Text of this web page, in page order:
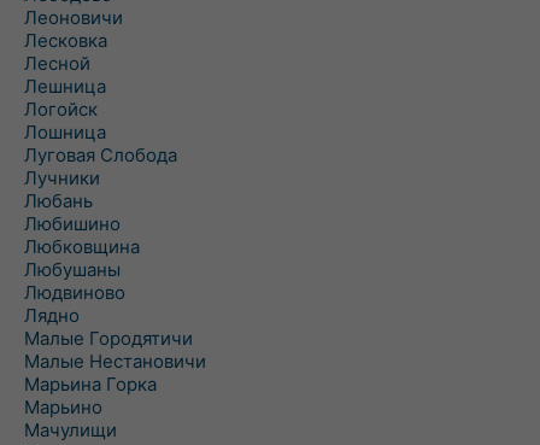
Леоновичи
Лесковка
Лесной
Лешница
Логойск
Лошница
Луговая Слобода
Лучники
Любань
Любишино
Любковщина
Любушаны
Людвиново
Лядно
Малые Городятичи
Малые Нестановичи
Марьина Горка
Марьино
Мачулищи